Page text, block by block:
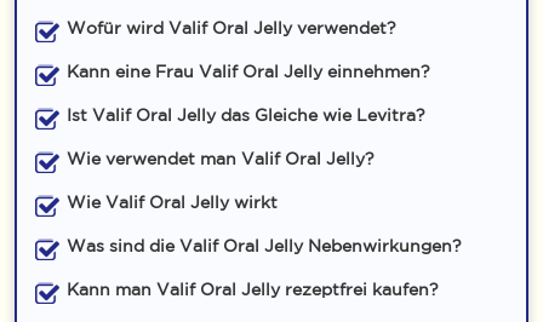
Wofür wird Valif Oral Jelly verwendet?
Kann eine Frau Valif Oral Jelly einnehmen?
Ist Valif Oral Jelly das Gleiche wie Levitra?
Wie verwendet man Valif Oral Jelly?
Wie Valif Oral Jelly wirkt
Was sind die Valif Oral Jelly Nebenwirkungen?
Kann man Valif Oral Jelly rezeptfrei kaufen?